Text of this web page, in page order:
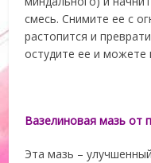
смесь. Снимите ее с
растопится и
остудите ее и можете
Вазелиновая мазь от
Эта мазь –